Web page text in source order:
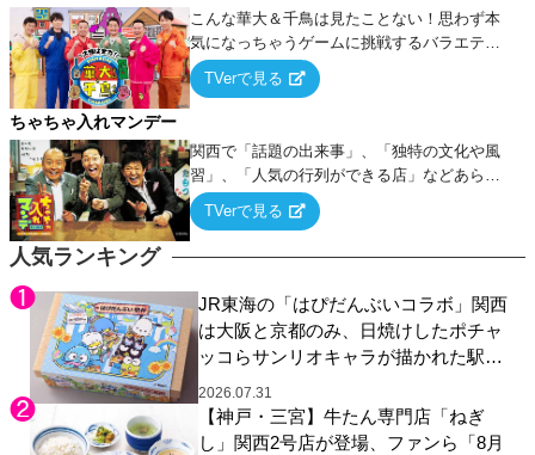
人気ランキング
JR東海の「はぴだんぶいコラボ」関西
は大阪と京都のみ、日焼けしたポチャ
ッコらサンリオキャラが描かれた駅弁
やグッズが登場
2026.07.31
【神戸・三宮】牛たん専門店「ねぎ
し」関西2号店が登場、ファンら「8月
こんな華大＆千鳥は見たことない！思わず本
気になっちゃうゲームに挑戦するバラエティ
ー！
TVerで見る
ちゃちゃ入れマンデー
関西で「話題の出来事」、「独特の文化や風
習」、「人気の行列ができる店」などあらゆ
るテーマについて好き放題にちゃちゃを入れ
ていく関西色を前面に押し出したトークバラ
TVerで見る